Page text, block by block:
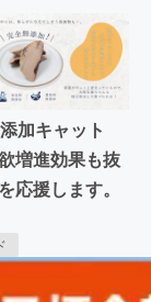
加キャット
増進効果も抜
援します。